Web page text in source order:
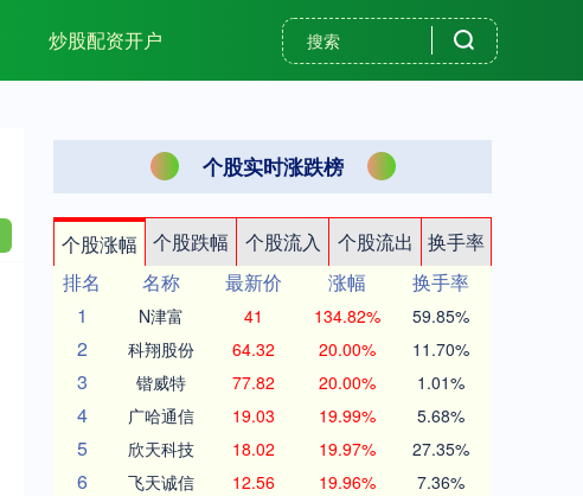
炒股配资开户
个股实时涨跌榜
个股涨幅 个股跌幅 个股流入 个股流出
换手率
排名
名称 最新价 涨幅
换手率
1
N津富 41 134.82% 59.85%
2 科翔股份 64.32 20.00% 11.70%
3 锴威特 77.82 20.00% 1.01%
4 广哈通信 19.03 19.99% 5.68%
5 欣天科技 18.02 19.97% 27.35%
6 飞天诚信 12.56 19.96% 7.36%